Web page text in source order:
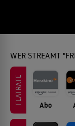
WER STREAMT
FLATRATE Abo